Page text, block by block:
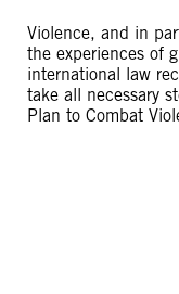
Violence, and in
the experiences of
international law
take all necessary
Plan to Combat